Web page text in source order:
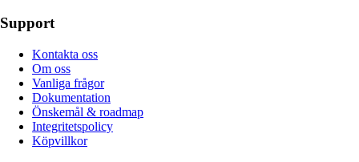
Support
Kontakta oss
Om oss
Vanliga frågor
Dokumentation
Önskemål & roadmap
Integritetspolicy
Köpvillkor